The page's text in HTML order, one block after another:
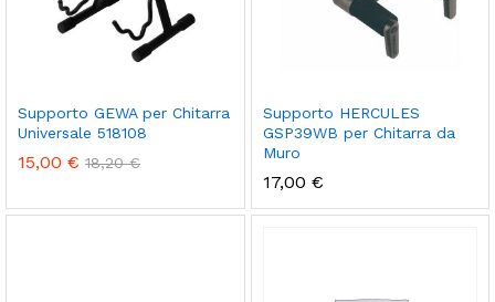
Supporto GEWA per Chitarra
Universale 518108
15,00 € 18,20€
Supporto HERCULES
GSP39WB per Chitarra da
Muro
17,00 €